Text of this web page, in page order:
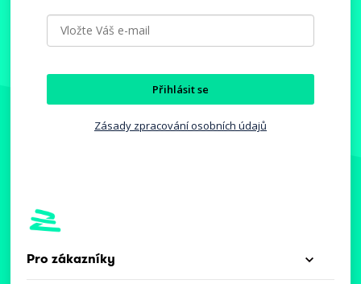
Přihlásit se
Zásady zpracování osobních údajů
Pro zákazníky